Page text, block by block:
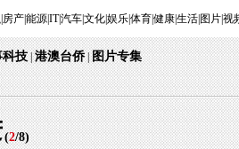
| 房产|能源|IT|汽车|文化|娱乐|体育|健康|生活| 图片|视
科技 | 港澳台侨 | 图片专集
(2/8)